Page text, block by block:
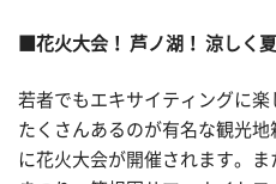
■花火大会！ 芦ノ湖！ 涼しく
若者でもエキサイティングに
たくさんあるのが有名な観光
に花火大会が開催されます。